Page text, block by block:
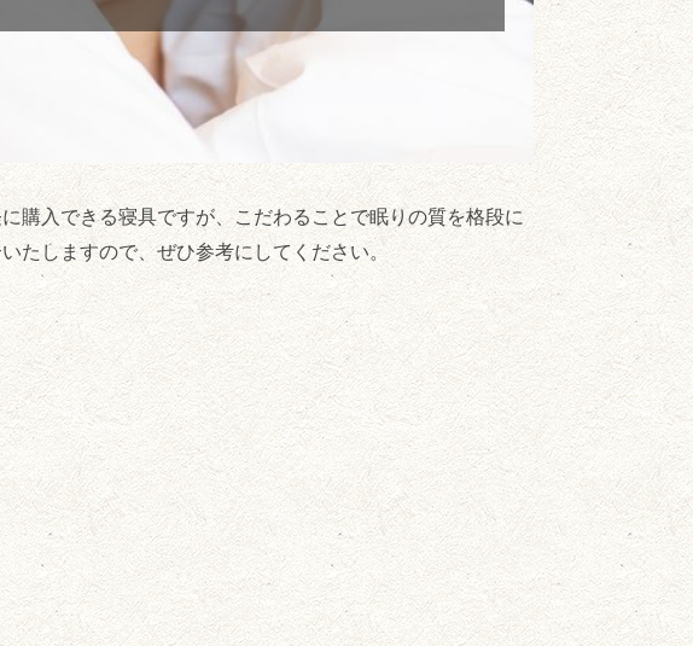
購入できる寝具ですが、こだわることで眠りの質を格段に
たしますので、ぜひ参考にしてください。